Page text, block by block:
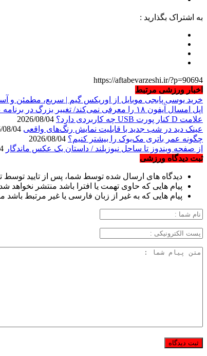
به اشتراک بگذارید :
https://aftabevarzeshi.ir/?p=90694
اخبار ورزشی مرتبط
خرید یوسی پابجی موبایل از اوریکس گیم | سریع، مطمئن و
اپل امسال آیفون ۱۸ را معرفی نمی‌کند/ تغییر بزرگ در برنامه عرضه آیفون‌ها
علامت D کنار پورت USB چه کاربردی دارد؟
عینک دید در شب جدید با قابلیت نمایش رنگ‌های واقعی
چگونه عمر باتری مک‌بوک را بیشتر کنیم؟
از صفحه ویندوز تا ساحل نیوزیلند / داستان یک عکس ماندگار
ثبت دیدگاه ورزشی
دیدگاه های ارسال شده توسط شما، پس از تایید
پیام هایی که حاوی تهمت یا افترا باشد منتشر نخواهد
پیام هایی که به غیر از زبان فارسی یا غیر مرتبط باشد